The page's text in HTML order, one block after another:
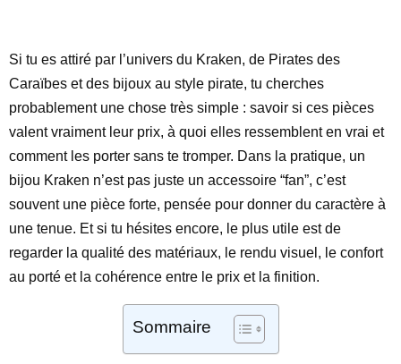
Si tu es attiré par l’univers du Kraken, de Pirates des
Caraïbes et des bijoux au style pirate, tu cherches
probablement une chose très simple : savoir si ces pièces
valent vraiment leur prix, à quoi elles ressemblent en vrai et
comment les porter sans te tromper. Dans la pratique, un
bijou Kraken n’est pas juste un accessoire “fan”, c’est
souvent une pièce forte, pensée pour donner du caractère à
une tenue. Et si tu hésites encore, le plus utile est de
regarder la qualité des matériaux, le rendu visuel, le confort
au porté et la cohérence entre le prix et la finition.
Sommaire